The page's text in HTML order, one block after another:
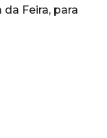
Feira, para